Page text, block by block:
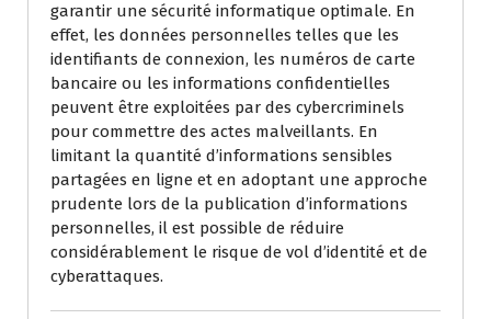
garantir une sécurité informatique optimale. En
effet, les données personnelles telles que les
identifiants de connexion, les numéros de carte
bancaire ou les informations confidentielles
peuvent être exploitées par des cybercriminels
pour commettre des actes malveillants. En
limitant la quantité d’informations sensibles
partagées en ligne et en adoptant une approche
prudente lors de la publication d’informations
personnelles, il est possible de réduire
considérablement le risque de vol d’identité et de
cyberattaques.